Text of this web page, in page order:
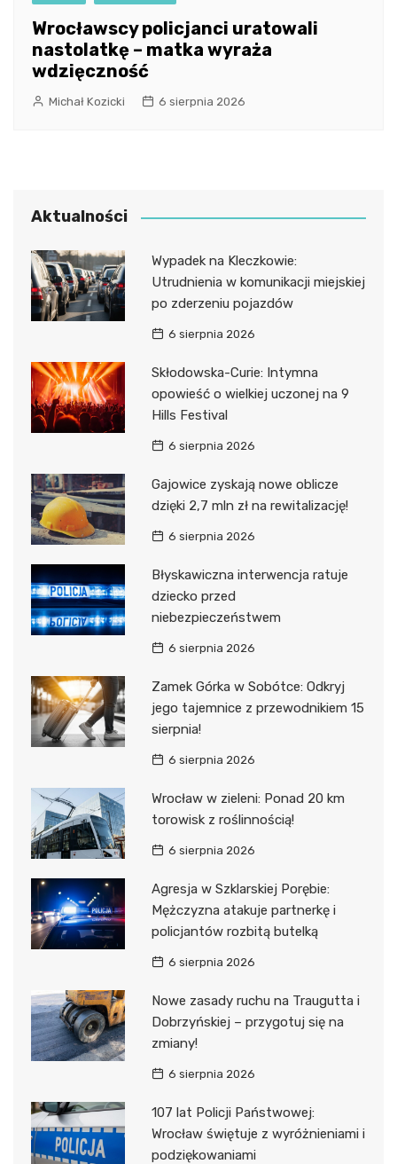
Wrocławscy policjanci uratowali
nastolatkę – matka wyraża
wdzięczność
Michał Kozicki 6 sierpnia 2026
Aktualności
Wypadek na Kleczkowie:
Utrudnienia w komunikacji miejskiej
po zderzeniu pojazdów
6 sierpnia 2026
Skłodowska-Curie: Intymna
opowieść o wielkiej uczonej na 9
Hills Festival
6 sierpnia 2026
Gajowice zyskają nowe oblicze
dzięki 2,7 mln zł na rewitalizację!
6 sierpnia 2026
Błyskawiczna interwencja ratuje
dziecko przed
niebezpieczeństwem
6 sierpnia 2026
Zamek Górka w Sobótce: Odkryj
jego tajemnice z przewodnikiem 15
sierpnia!
6 sierpnia 2026
Wrocław w zieleni: Ponad 20 km
torowisk z roślinnością!
6 sierpnia 2026
Agresja w Szklarskiej Porębie:
Mężczyzna atakuje partnerkę i
policjantów rozbitą butelką
6 sierpnia 2026
Nowe zasady ruchu na Traugutta i
Dobrzyńskiej – przygotuj się na
zmiany!
6 sierpnia 2026
107 lat Policji Państwowej:
Wrocław świętuje z wyróżnieniami i
podziękowaniami